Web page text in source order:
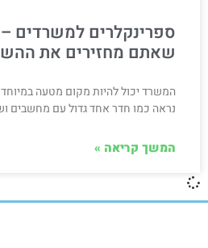
ספרינקלרים למשרדים –
שאתם מחזירים את
המשרד יכול להיות מקום מטעה
נראה כמו חדר אחד גדול עם מחשבים
המשך קריאה »